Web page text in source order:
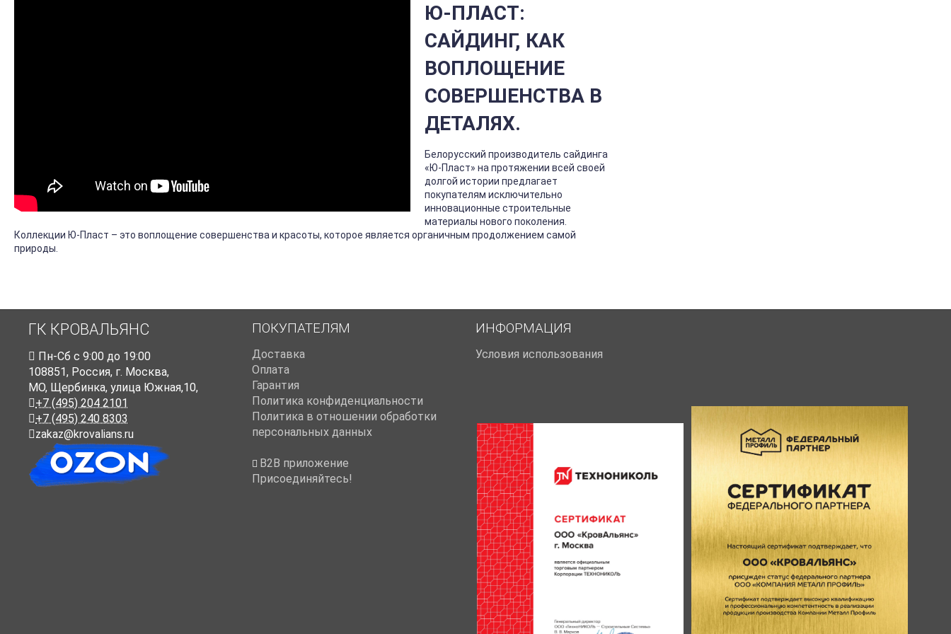
Ю-ПЛАСТ:
САЙДИНГ, КАК
ВОПЛОЩЕНИЕ
СОВЕРШЕНСТВА В
ДЕТАЛЯХ.
Белорусский производитель сайдинга
«Ю-Пласт» на протяжении всей своей
долгой истории предлагает
покупателям исключительно
инновационные строительные
материалы нового поколения.
Коллекции Ю-Пласт – это воплощение совершенства и красоты, которое является органичным продолжением самой
природы.
ГК КРОВАЛЬЯНС
Пн-Cб с 9:00 до 19:00
108851, Россия, г. Москва,
МО, Щербинка, улица Южная,10,
+7 (495) 204 2101
+7 (495) 240 8303
zakaz@krovalians.ru
ПОКУПАТЕЛЯМ
Доставка
Оплата
Гарантия
Политика конфиденциальности
Политика в отношении обработки
персональных данных
B2B приложение
Присоединяйтесь!
ИНФОРМАЦИЯ
Условия использования